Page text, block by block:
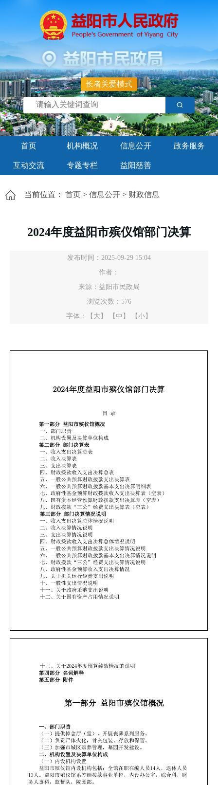
长者关爱模式
首页 机构概况 信息公开 政务服务
互动交流 专题专栏 益阳慈善
当前位置： 首页 > 信息公开 > 财政信息
2024年度益阳市殡仪馆部门决算
发布时间：2025-09-29 15:04
作者：
来源：益阳市民政局
浏览次数： 576
字体：
【大】 【中】 【小】